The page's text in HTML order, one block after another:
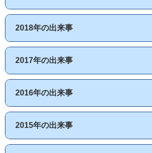
2018年の出来事
2017年の出来事
2016年の出来事
2015年の出来事